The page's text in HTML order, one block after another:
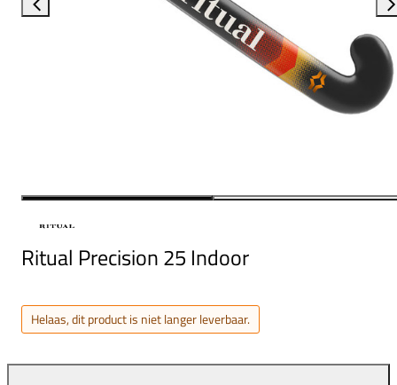
Ritual Precision 25 Indoor
Helaas, dit product is niet langer leverbaar.